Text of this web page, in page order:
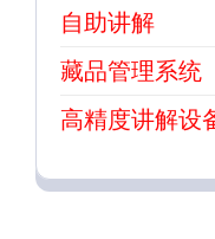
自助讲解
藏品管理系统
高精度讲解设